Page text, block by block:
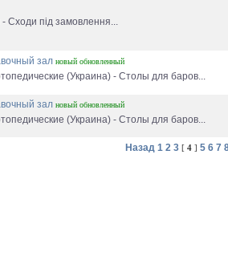
- Сходи під замовлення...
зал новый обновленный
(Украина) - Столы для баров...
зал новый обновленный
(Украина) - Столы для баров...
Назад 1 2 3 [ 4 ] 5 6 7